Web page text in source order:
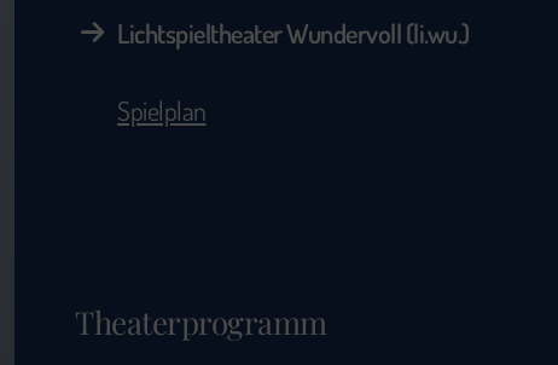
Lichtspieltheater Wundervoll (li.wu.)
Spielplan
Theaterprogramm